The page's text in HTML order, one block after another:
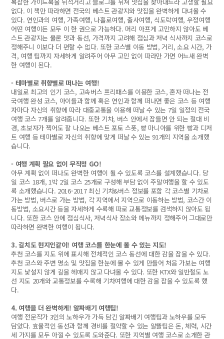
없다. 이 책만 따라하면 전국의 베스트 관광지와 맛집을 완벽하게 다녀올 수
있다. 연인과의 여행, 가족여행, 나홀로여행, 출사여행, 식도락여행, 우정여행
어떤 여행이든 모두 이 한 권으로 가능하다. 머리 아프게 고민하지 않아도 베
스트 관광지는 물론 맛과 동선, 가격까지 고려해 점심과 저녁 식사까지 코스로
정해주니 이보다 더 편할 수 없다. 또한 코스별 이동 방법, 거리, 소요 시간, 가
격, 여행 팁까지 자세하게 알려주어 아무 고민 없이 따라만 가면 어느새 완벽
한 여행이 된다.
- 테마별로 취향별로 떠나는 여행!
내일로 최고의 인기 코스, 고속버스 프리패스를 이용한 코스, 혼자 떠나는 전
국여행 완성 코스, 아이들과 함께 혹은 연인과 함께 떠나면 좋은 코스 등 여행
자마다 자신의 취향에 따라 대중교통을 이용해 떠날 수 있는 7일 일정의 전국
여행 코스 7개를 알려줍니다. 또한 기차, 버스 안에서 잠들면 안 되는 절대 비
경, 초보자가 찍어도 잘 나오는 베스트 포토 스폿, 빵 마니아를 위한 빵과 디저
트 여행 등 테마별로 자신의 취향에 맞게 떠날 수 있는 91개의 지역을 소개했
습니다.
- 여행 계획 필요 없이 무작정 GO!
아무 계획 없이 떠나도 완벽한 여행이 될 수 있도록 코스를 설계했습니다. 당
일 코스 18개, 1박 2일 코스 25개로 구성해 부담 없이 주말여행을 할 수 있도
록 소개했습니다. 2016-2017 최신 기차&버스 정보를 포함 각 코스별 기차로
가는 방법, 버스로 가는 방법, 각 지역에서 지역으로 이동하는 방법, 코스간 이
동방법, 소요시간 등을 자세하게 수록해 따로 교통정보를 검색하지 않아도 됩
니다. 또한 코스 안에 점심식사, 저녁식사 장소와 메뉴까지 정해주어 그대로만
따라하면 완벽한 여행이 됩니다.
3. 길치도 현지인같이! 여행 코스를 한눈에 볼 수 있는 지도!
추천 코스를 지도 위에 표시해 전체적인 코스 동선에 대한 감을 잡을 수 있다.
추천 코스와 주변 명소 및 맛집을 한눈에 볼 수 있게 만들어 처음 가보는 여행
지도 낯설지 않게 길을 헤매지 않고 다녀올 수 있다. 또한 KTX와 일반철도 노
선 지도 20개와 교통정보를 수록해 기차여행에 대한 감을 잡을 수 있도록 했
다.
4. 여행을 더 완벽하게! 알짜배기 여행팁!
여행 전문작가 3인의 노하우가 가득 담긴 알짜배기 여행팁과 노하우를 모두
담았다. 효율적인 동선과 함께 경비를 절약할 수 있는 알뜰팁은 돈, 체력, 시간
세 가지를 모두 아낄 수 있도록 도와준다. 또한 지역별 여행 코스로 소개한 관